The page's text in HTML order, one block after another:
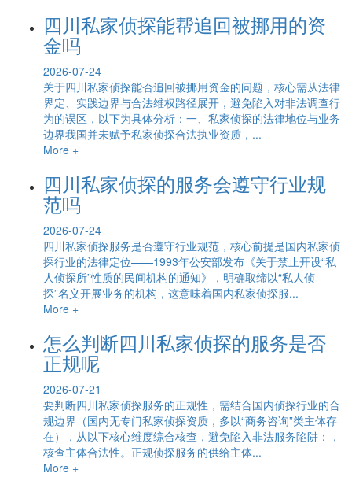
四川私家侦探能帮追回被挪用的资
金吗
2026-07-24
关于四川私家侦探能否追回被挪用资金的问题，核心需从法律
界定、实践边界与合法维权路径展开，避免陷入对非法调查行
为的误区，以下为具体分析：一、私家侦探的法律地位与业务
边界我国并未赋予私家侦探合法执业资质，...
More +
四川私家侦探的服务会遵守行业规
范吗
2026-07-24
四川私家侦探服务是否遵守行业规范，核心前提是国内私家侦
探行业的法律定位——1993年公安部发布《关于禁止开设“私
人侦探所”性质的民间机构的通知》，明确取缔以“私人侦
探”名义开展业务的机构，这意味着国内私家侦探服...
More +
怎么判断四川私家侦探的服务是否
正规呢
2026-07-21
要判断四川私家侦探服务的正规性，需结合国内侦探行业的合
规边界（国内无专门私家侦探资质，多以“商务咨询”类主体存
在），从以下核心维度综合核查，避免陷入非法服务陷阱：，
核查主体合法性。正规侦探服务的供给主体...
More +